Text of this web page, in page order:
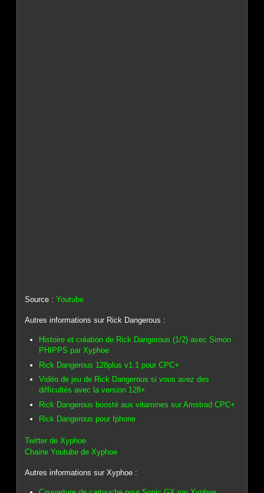
Source :Youtube
Autres informations sur Rick Dangerous :
Histoire et création de Rick Dangerous (1/2) avec Simon
PHIPPS par Xyphoe
Rick Dangerous 128plus v1.1 pour CPC+
Vidéo de jeu de Rick Dangerous si vous avez des
difficultés avec la version 128+
Rick Dangerous boosté aux vitamines sur Amstrad CPC+
Rick Dangerous pour Iphone
Twitter de Xyphoe
Chaine Youtube de Xyphoe
Autres informations sur Xyphoe :